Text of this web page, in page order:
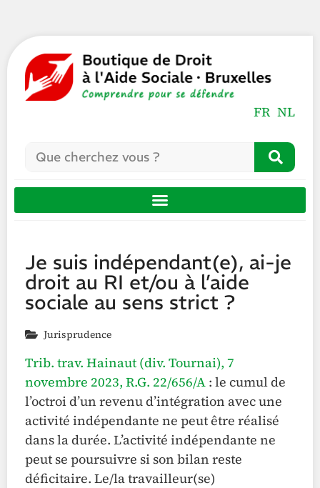
FR NL
Je suis indépendant(e), ai-je
droit au RI et/ou à l’aide
sociale au sens strict ?
Jurisprudence
Trib. trav. Hainaut (div. Tournai), 7
novembre 2023, R.G. 22/656/A : le cumul de
l’octroi d’un revenu d’intégration avec une
activité indépendante ne peut être réalisé
dans la durée. L’activité indépendante ne
peut se poursuivre si son bilan reste
déficitaire. Le/la travailleur(se)